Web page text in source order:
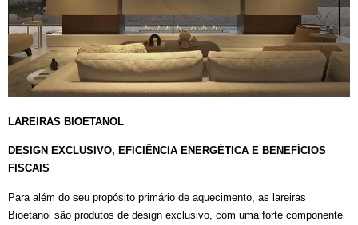
LAREIRAS BIOETANOL
DESIGN EXCLUSIVO, EFICIÊNCIA ENERGÉTICA E BENEFÍCIOS
FISCAIS
Para além do seu propósito primário de aquecimento, as lareiras
Bioetanol são produtos de design exclusivo, com uma forte componente